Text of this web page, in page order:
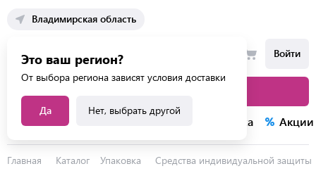
Владимирская область
Это ваш регион?
От выбора региона зависят условия доставки
Да Нет, выбрать другой
Войти
Каталог услуг Распродажа Акции
Главная Каталог Упаковка Средства индивидуальной защиты